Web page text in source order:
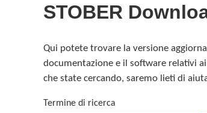
STOBER
Qui potete trovare la versione
documentazione e il software relativi
che state cercando, saremo lieti di
Termine di ricerca